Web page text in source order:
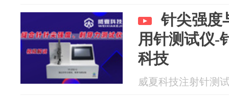
针尖强度
用针测试仪-
科技
威夏科技注射针测